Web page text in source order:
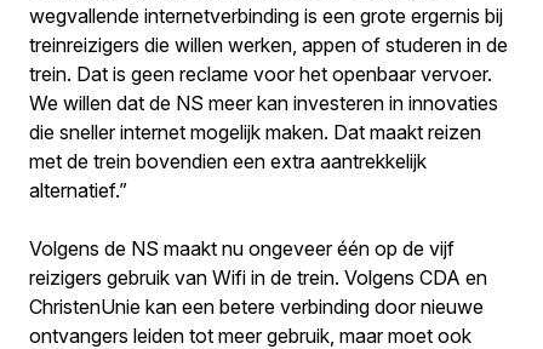
wegvallende internetverbinding is een grote ergernis bij
treinreizigers die willen werken, appen of studeren in de
trein. Dat is geen reclame voor het openbaar vervoer.
We willen dat de NS meer kan investeren in innovaties
die sneller internet mogelijk maken. Dat maakt reizen
met de trein bovendien een extra aantrekkelijk
alternatief.”
Volgens de NS maakt nu ongeveer één op de vijf
reizigers gebruik van Wifi in de trein. Volgens CDA en
ChristenUnie kan een betere verbinding door nieuwe
ontvangers leiden tot meer gebruik, maar moet ook